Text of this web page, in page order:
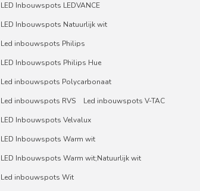
LED Inbouwspots LEDVANCE
LED Inbouwspots Natuurlijk wit
Led inbouwspots Philips
LED Inbouwspots Philips Hue
Led inbouwspots Polycarbonaat
Led inbouwspots RVS
Led inbouwspots V-TAC
LED Inbouwspots Velvalux
LED Inbouwspots Warm wit
LED Inbouwspots Warm wit;Natuurlijk wit
Led inbouwspots Wit